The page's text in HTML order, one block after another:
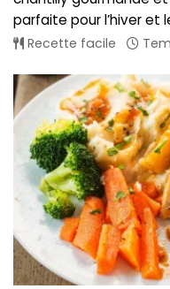
parfaite pour l’hiver et
Recette facile